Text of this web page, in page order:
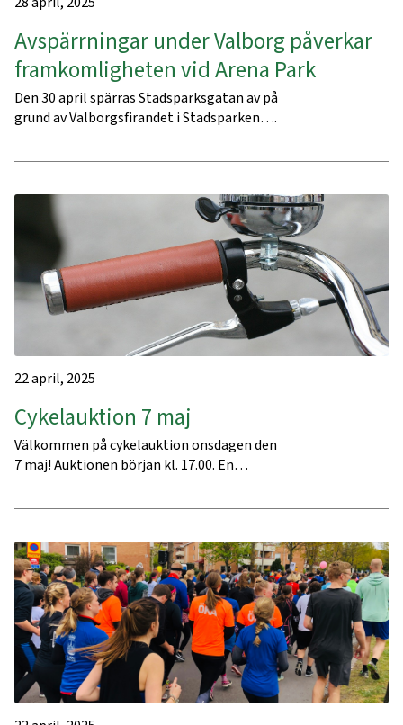
Avspärrningar under Valborg påverkar
framkomligheten vid Arena Park
Den 30 april spärras Stadsparksgatan av på
grund av Valborgsfirandet i Stadsparken….
22 april, 2025
Cykelauktion 7 maj
Välkommen på cykelauktion onsdagen den
7 maj! Auktionen början kl. 17.00. En…